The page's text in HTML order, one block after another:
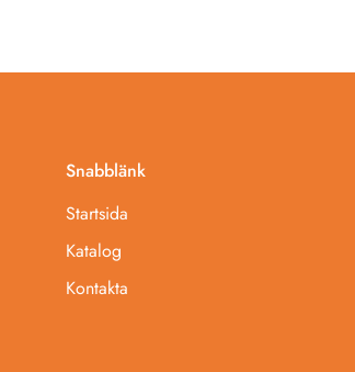
Snabblänk
Startsida
Katalog
Kontakta